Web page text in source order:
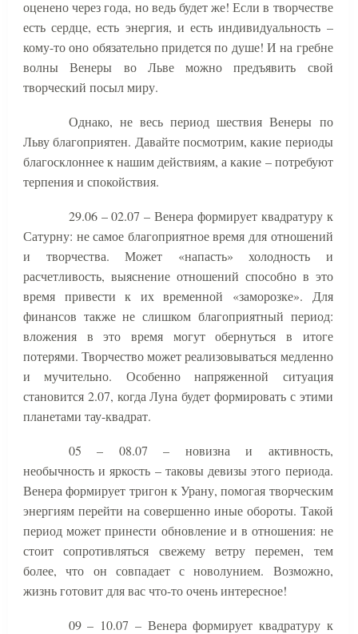
оценено через года, но ведь будет же! Если в творчестве
есть сердце, есть энергия, и есть индивидуальность –
кому-то оно обязательно придется по душе! И на гребне
волны Венеры во Льве можно предъявить свой
творческий посыл миру.
Однако, не весь период шествия Венеры по
Льву благоприятен. Давайте посмотрим, какие периоды
благосклоннее к нашим действиям, а какие – потребуют
терпения и спокойствия.
29.06 – 02.07 – Венера формирует квадратуру к
Сатурну: не самое благоприятное время для отношений
и творчества. Может «напасть» холодность и
расчетливость, выяснение отношений способно в это
время привести к их временной «заморозке». Для
финансов также не слишком благоприятный период:
вложения в это время могут обернуться в итоге
потерями. Творчество может реализовываться медленно
и мучительно. Особенно напряженной ситуация
становится 2.07, когда Луна будет формировать с этими
планетами тау-квадрат.
05 – 08.07 – новизна и активность,
необычность и яркость – таковы девизы этого периода.
Венера формирует тригон к Урану, помогая творческим
энергиям перейти на совершенно иные обороты. Такой
период может принести обновление и в отношения: не
стоит сопротивляться свежему ветру перемен, тем
более, что он совпадает с новолунием. Возможно,
жизнь готовит для вас что-то очень интересное!
09 – 10.07 – Венера формирует квадратуру к